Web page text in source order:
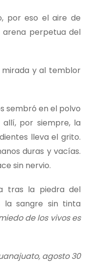
por eso el aire de
perpetua del
mirada y al temblor
sembró en el polvo
por siempre, la
lleva el grito.
duras y vacías.
sin nervio.
tras la piedra del
la sangre sin tinta
de los vivos es
agosto 30